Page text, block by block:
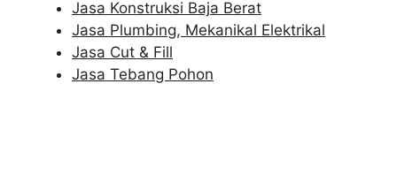
Jasa Konstruksi Baja Berat
Jasa Plumbing, Mekanikal Elektrikal
Jasa Cut & Fill
Jasa Tebang Pohon